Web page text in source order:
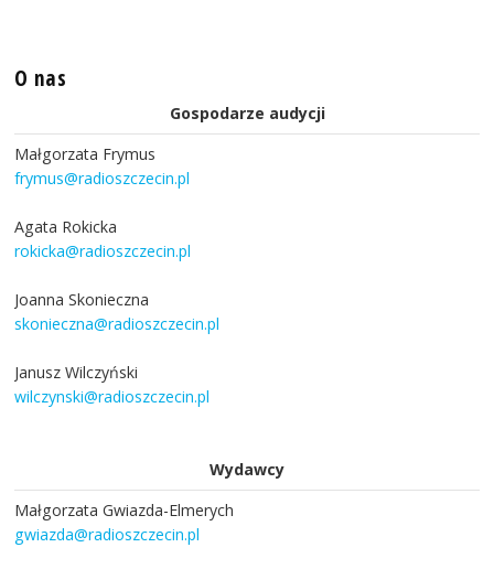
O nas
Gospodarze audycji
Małgorzata Frymus
frymus@radioszczecin.pl
Agata Rokicka
rokicka@radioszczecin.pl
Joanna Skonieczna
skonieczna@radioszczecin.pl
Janusz Wilczyński
wilczynski@radioszczecin.pl
Wydawcy
Małgorzata Gwiazda-Elmerych
gwiazda@radioszczecin.pl